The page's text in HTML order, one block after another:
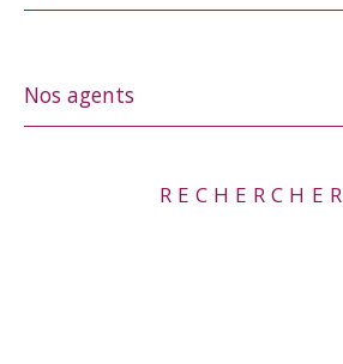
une
Nos agents
RECHERCHER